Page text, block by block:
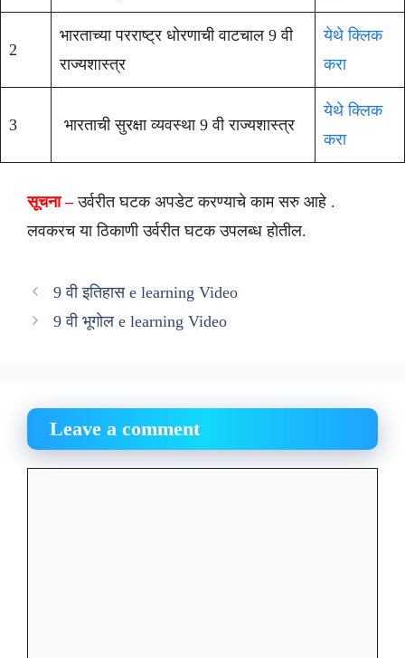
2
भारताच्या परराष्ट्र धोरणाची वाटचाल 9 वी
राज्यशास्त्र
येथे क्लिक
करा
3 भारताची सुरक्षा व्यवस्था 9 वी राज्यशास्त्र
येथे क्लिक
करा
सूचना –उर्वरीत घटक अपडेट करण्याचे काम सरु आहे .
लवकरच या ठिकाणी उर्वरीत घटक उपलब्ध होतील.
9 वी इतिहास e learning Video
9 वी भूगोल e learning Video
Leave a comment